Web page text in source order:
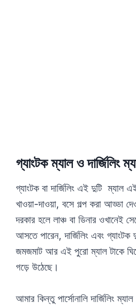
গ্যাংটক ম্যাল ও দার্জিলিং
গ্যাংটক বা দার্জিলিং এই দুটি ম্যাল
খাওয়া-দাওয়া, বসে গল্প করা আড্ডা
দরকার হলে লাঞ্চ বা ডিনার ওখানেই
আসতে পারেন, দার্জিলিং এবং
জমজমাট আর এই পুরো ম্যাল টাকে
গড়ে উঠেছে।
আমার কিন্তু পার্সোনালি দার্জিলিং